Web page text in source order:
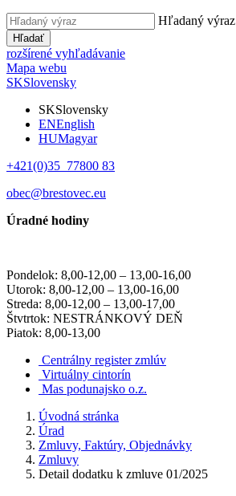
Hľadaný výraz
Hľadať
rozšírené vyhľadávanie
Mapa webu
SKSlovensky
SKSlovensky
ENEnglish
HUMagyar
+421(0)35 77800 83
obec@brestovec.eu
Úradné hodiny
Pondelok: 8,00-12,00 – 13,00-16,00
Utorok: 8,00-12,00 – 13,00-16,00
Streda: 8,00-12,00 – 13,00-17,00
Štvtrtok: NESTRÁNKOVÝ DEŇ
Piatok: 8,00-13,00
Centrálny register zmlúv
Virtuálny cintorín
Mas podunajsko o.z.
Úvodná stránka
Úrad
Zmluvy, Faktúry, Objednávky
Zmluvy
Detail dodatku k zmluve 01/2025